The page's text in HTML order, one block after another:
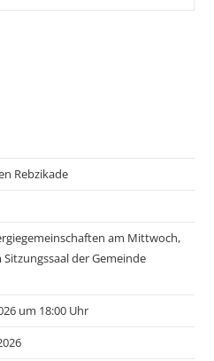
Rebzikade
am Mittwoch,
Sitzungssaal der Gemeinde
um 18:00 Uhr